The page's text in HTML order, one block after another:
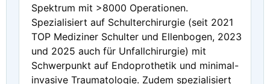
Spektrum mit >8000 Operationen.
Spezialisiert auf Schulterchirurgie (seit 2021
TOP Mediziner Schulter und Ellenbogen, 2023
und 2025 auch für Unfallchirurgie) mit
Schwerpunkt auf Endoprothetik und minimal-
invasive Traumatologie. Zudem spezialisiert